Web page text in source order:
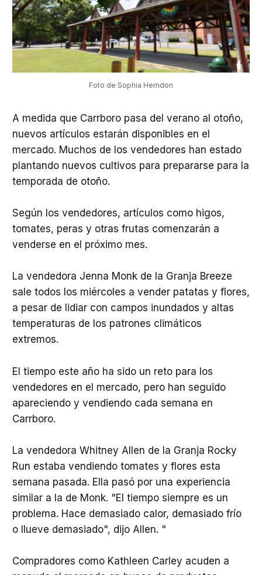
Foto de Sophia Herndon
A medida que Carrboro pasa del verano al otoño,
nuevos artículos estarán disponibles en el
mercado. Muchos de los vendedores han estado
plantando nuevos cultivos para prepararse para la
temporada de otoño.
Según los vendedores, artículos como higos,
tomates, peras y otras frutas comenzarán a
venderse en el próximo mes.
La vendedora Jenna Monk de la Granja Breeze
sale todos los miércoles a vender patatas y flores,
a pesar de lidiar con campos inundados y altas
temperaturas de los patrones climáticos
extremos.
El tiempo este año ha sido un reto para los
vendedores en el mercado, pero han seguido
apareciendo y vendiendo cada semana en
Carrboro.
La vendedora Whitney Allen de la Granja Rocky
Run estaba vendiendo tomates y flores esta
semana pasada. Ella pasó por una experiencia
similar a la de Monk. "El tiempo siempre es un
problema. Hace demasiado calor, demasiado frío
o llueve demasiado", dijo Allen. "
Compradores como Kathleen Carley acuden a